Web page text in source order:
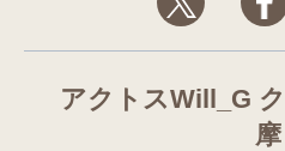
アクトスWill_G
摩